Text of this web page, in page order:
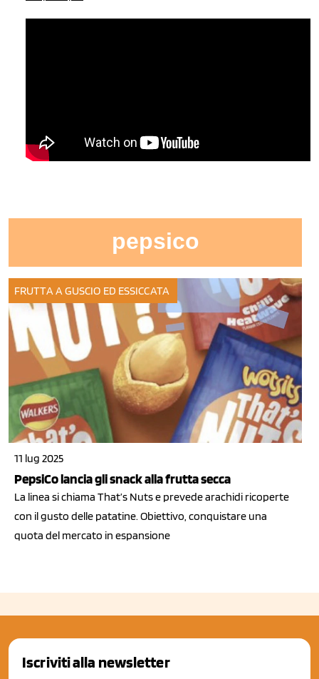
pepsico
FRUTTA A GUSCIO ED ESSICCATA
11 lug 2025
PepsiCo lancia gli snack alla frutta secca
La linea si chiama That’s Nuts e prevede arachidi ricoperte
con il gusto delle patatine. Obiettivo, conquistare una
quota del mercato in espansione
Iscriviti alla newsletter